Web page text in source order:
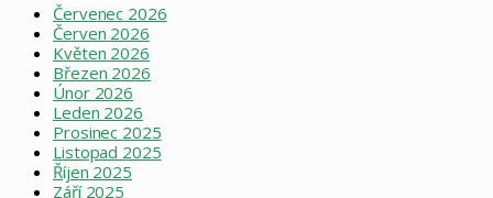
Červenec 2026
Červen 2026
Květen 2026
Březen 2026
Únor 2026
Leden 2026
Prosinec 2025
Listopad 2025
Říjen 2025
Září 2025